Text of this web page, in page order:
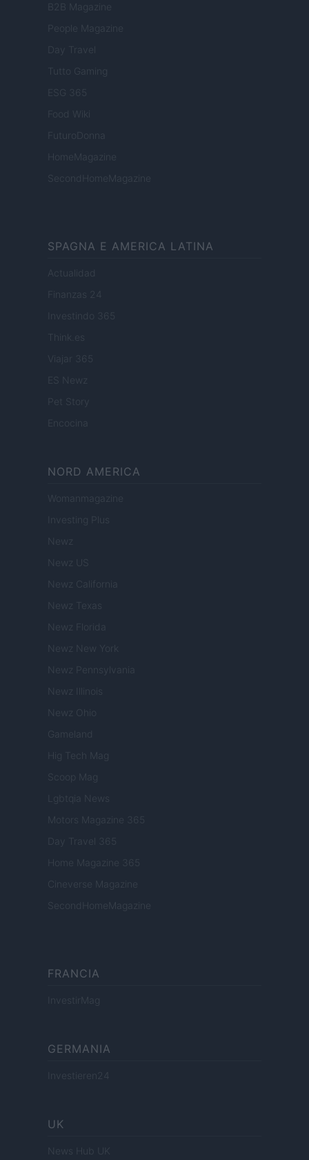
B2B Magazine
People Magazine
Day Travel
Tutto Gaming
ESG 365
Food Wiki
FuturoDonna
HomeMagazine
SecondHomeMagazine
SPAGNA E AMERICA LATINA
Actualidad
Finanzas 24
Investindo 365
Think.es
Viajar 365
ES Newz
Encocina
NORD AMERICA
Womanmagazine
Investing Plus
Newz
Newz US
Newz California
Newz Texas
Newz Florida
Newz New York
Newz Pennsylvania
Newz Illinois
Newz Ohio
Gameland
Hig Tech Mag
Scoop Mag
Lgbtqia News
Motors Magazine 365
Day Travel 365
Home Magazine 365
Cineverse Magazine
SecondHomeMagazine
FRANCIA
InvestirMag
GERMANIA
Investieren24
UK
News Hub UK